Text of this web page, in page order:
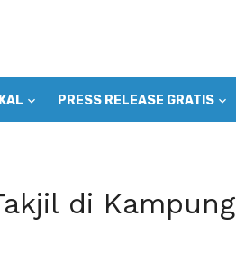
PRESS RELEASE GRATIS
di Kampung